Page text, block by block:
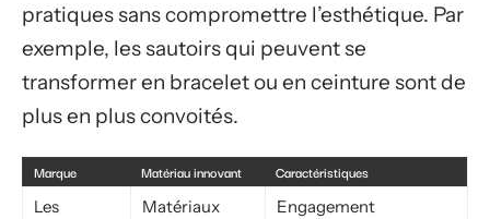
pratiques sans compromettre l’esthétique. Par
exemple, les sautoirs qui peuvent se
transformer en bracelet ou en ceinture sont de
plus en plus convoités.
Marque Matériau innovant
Caractéristiques
Les
Matériaux
Engagement